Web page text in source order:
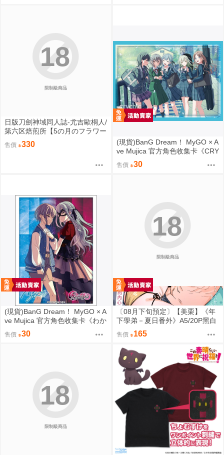
限制級商品
18
日版刀劍神域同人誌-尤吉歐桐人/
第六区焙煎所【5の月のフラワー
ムーン】
售價 330
(現貨)BanG Dream！ MyGO × A
ve Mujica 官方角色收集卡《CRY
CHIC》（單售）
售價 30
(現貨)BanG Dream！ MyGO × A
ve Mujica 官方角色收集卡《わか
れ道の、その先へ》（單售）
售價 30
限制級商品
18
〔08月下旬預定〕【美栗】《年
下學弟－夏日番外》A5/20P黑白
內頁/繁體中文/無修正⬢黑市兔－
心動大鳥團 FF47
售價 165
限制級商品
18